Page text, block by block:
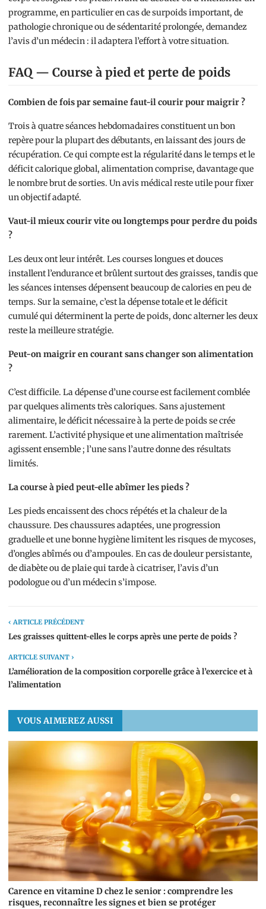
programme, en particulier en cas de surpoids important, de
pathologie chronique ou de sédentarité prolongée, demandez
l’avis d’un médecin : il adaptera l’effort à votre situation.
FAQ — Course à pied et perte de poids
Combien de fois par semaine faut-il courir pour maigrir ?
Trois à quatre séances hebdomadaires constituent un bon
repère pour la plupart des débutants, en laissant des jours de
récupération. Ce qui compte est la régularité dans le temps et le
déficit calorique global, alimentation comprise, davantage que
le nombre brut de sorties. Un avis médical reste utile pour fixer
un objectif adapté.
Vaut-il mieux courir vite ou longtemps pour perdre du poids
?
Les deux ont leur intérêt. Les courses longues et douces
installent l’endurance et brûlent surtout des graisses, tandis que
les séances intenses dépensent beaucoup de calories en peu de
temps. Sur la semaine, c’est la dépense totale et le déficit
cumulé qui déterminent la perte de poids, donc alterner les deux
reste la meilleure stratégie.
Peut-on maigrir en courant sans changer son alimentation
?
C’est difficile. La dépense d’une course est facilement comblée
par quelques aliments très caloriques. Sans ajustement
alimentaire, le déficit nécessaire à la perte de poids se crée
rarement. L’activité physique et une alimentation maîtrisée
agissent ensemble ; l’une sans l’autre donne des résultats
limités.
La course à pied peut-elle abîmer les pieds ?
Les pieds encaissent des chocs répétés et la chaleur de la
chaussure. Des chaussures adaptées, une progression
graduelle et une bonne hygiène limitent les risques de mycoses,
d’ongles abîmés ou d’ampoules. En cas de douleur persistante,
de diabète ou de plaie qui tarde à cicatriser, l’avis d’un
podologue ou d’un médecin s’impose.
‹ ARTICLE PRÉCÉDENT
Les graisses quittent-elles le corps après une perte de poids ?
ARTICLE SUIVANT ›
L’amélioration de la composition corporelle grâce à l’exercice et à
l’alimentation
VOUS AIMEREZ AUSSI
Carence en vitamine D chez le senior : comprendre les
risques, reconnaître les signes et bien se protéger